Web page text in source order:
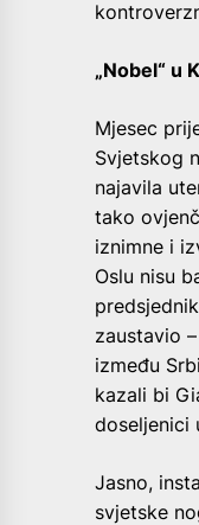
„Nobel“ u
Mjesec
Svjetskog
najavila
tako
iznimne i
Oslu nisu
zaustavio
između
kazali bi
doseljenici
Jasno,
svjetske